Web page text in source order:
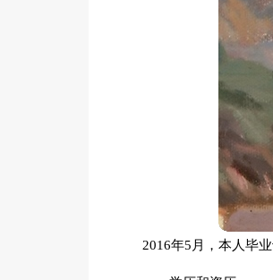
2016年5月，本人毕